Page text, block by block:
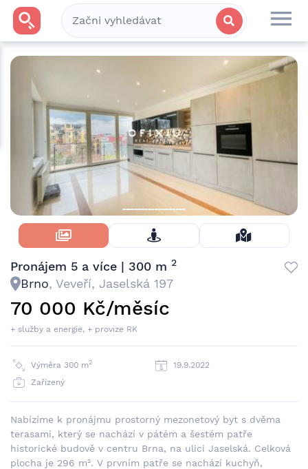
Skrýt Fotky
Pronájem 5 a více | 300 m 2
Brno, Veveří, Jaselská 197
70 000 Kč/měsíc
+ služby a energie, + provize RK
Výměra 300 m2
19.9.2022
Zařízený
Nabízíme k pronájmu prostorný mezonetový byt s dvěma
terasami, který se nachází v pátém a šestém patře
historické budově v centru Brna, na ulici Jaselská. Celková
plocha je 296 m². V prvním patře se nachází kuchyň,